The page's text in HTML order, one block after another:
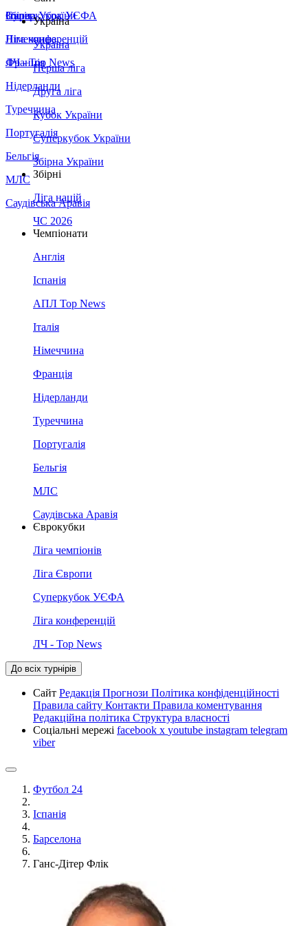
Збірна України
Італія
Німеччина
Франція
Нідерланди
Туреччина
Португалія
Бельгія
МЛС
Саудівська Аравія
Суперкубок УЄФА
Ліга конференцій
ЛЧ - Top News
Україна
Україна
Перша ліга
Друга ліга
Кубок України
Суперкубок України
Збірна України
Збірні
Ліга націй
ЧС 2026
Чемпіонати
Англія
Іспанія
АПЛ Top News
Італія
Німеччина
Франція
Нідерланди
Туреччина
Португалія
Бельгія
МЛС
Саудівська Аравія
Єврокубки
Ліга чемпіонів
Ліга Європи
Суперкубок УЄФА
Ліга конференцій
ЛЧ - Top News
До всіх турнірів
Сайт Редакція Прогнози Політика конфіденційності
Правила сайту Контакти Правила коментування
Редакційна політика Структура власності
Соціальні мережі facebook x youtube instagram telegram
viber
Футбол 24
Іспанія
Барселона
Ганс-Дітер Флік